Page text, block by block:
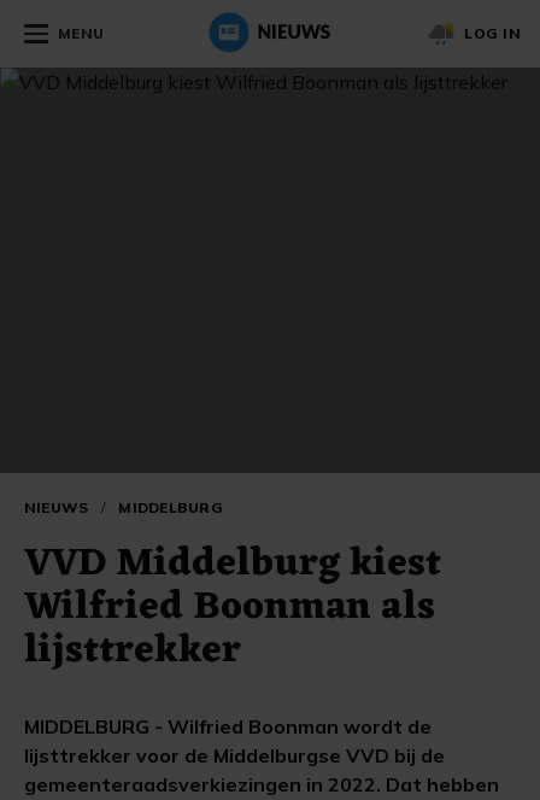
MENU LOG IN
NIEUWS / MIDDELBURG
VVD Middelburg kiest
Wilfried Boonman als
lijsttrekker
MIDDELBURG - Wilfried Boonman wordt de
lijsttrekker voor de Middelburgse VVD bij de
gemeenteraadsverkiezingen in 2022. Dat hebben